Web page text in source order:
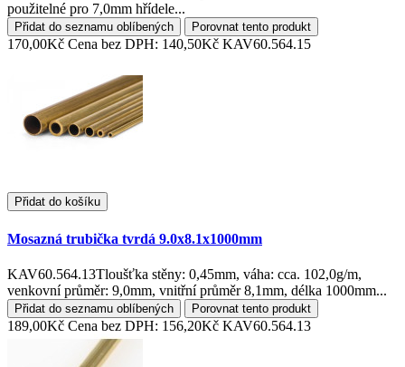
použitelné pro 7,0mm hřídele...
Přidat do seznamu oblíbených Porovnat tento produkt
170,00Kč Cena bez DPH: 140,50Kč KAV60.564.15
Přidat do košíku
Mosazná trubička tvrdá 9.0x8.1x1000mm
KAV60.564.13Tloušťka stěny: 0,45mm, váha: cca. 102,0g/m,
venkovní průměr: 9,0mm, vnitřní průměr 8,1mm, délka 1000mm...
Přidat do seznamu oblíbených Porovnat tento produkt
189,00Kč Cena bez DPH: 156,20Kč KAV60.564.13